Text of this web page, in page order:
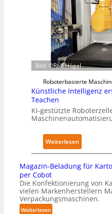
w
e
r
k
f
ü
r
h
y
c
l
A
I
t
a
n
i
m
K
a
n
n
a
u
s
p
e
r
u
e
A
u
i
k
n
g
Bild: ©Ralf Högel
Roboterbasierte
Künstliche Intelligenz
Teachen
KI-gestützte
Weiterlesen
K
n
s
t
l
Magazin-Beladung für
per Cobot
Die Konfektionierung von
vielen Markenherstellern
Verpackungsmaschinen.
Weiterlesen: